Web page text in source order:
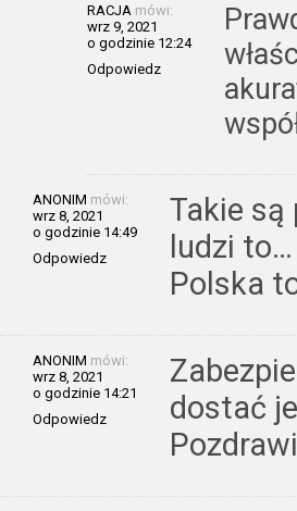
RACJA mówi:
wrz 9, 2021
o godzinie 12:24
Odpowiedz
ANONIM mówi:
wrz 8, 2021
o godzinie 14:49
Odpowiedz
Takie
ludzi to…
Polska
ANONIM mówi:
wrz 8, 2021
o godzinie 14:21
Odpowiedz
dostać